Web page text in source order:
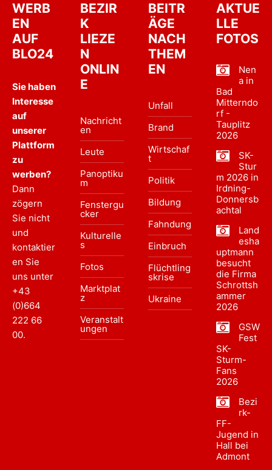
WERB
EN
AUF
BLO24
Sie haben
Interesse
auf
unserer
Plattform
zu
werben?
Dann
zögern
Sie nicht
und
kontaktier
en Sie
uns unter
+43
(0)664
222 66
00.
BEZIR
K
LIEZE
N
ONLIN
E
Nachricht
en
Leute
Panoptiku
m
Fenstergu
cker
Kulturelle
s
Fotos
Marktplat
z
Veranstalt
ungen
BEITR
ÄGE
NACH
THEM
EN
Unfall
Brand
Wirtschaf
t
Politik
Bildung
Fahndung
Einbruch
Flüchtling
skrise
Ukraine
AKTUE
LLE
FOTOS
Nen
a in
Bad
Mitterndo
rf -
Tauplitz
2026
SK-
Stur
m 2026 in
Irdning-
Donnersb
achtal
Land
esha
uptmann
besucht
die Firma
Schrottsh
ammer
2026
GSW
Fest
SK-
Sturm-
Fans
2026
Bezi
rk-
FF-
Jugend in
Hall bei
Admont